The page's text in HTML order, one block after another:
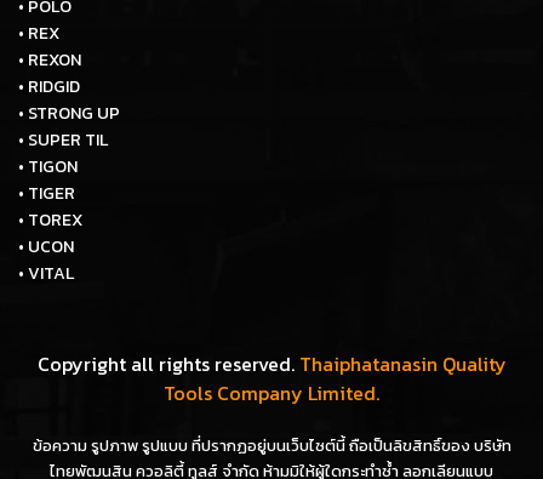
• POLO
• REX
• REXON
• RIDGID
• STRONG UP
• SUPER TIL
• TIGON
• TIGER
• TOREX
• UCON
• VITAL
Copyright all rights reserved. Thaiphatanasin Quality
Tools Company Limited.
ข้อความ รูปภาพ รูปแบบ ที่ปรากฏอยู่บนเว็บไซต์นี้ ถือเป็นลิขสิทธิ์ของ บริษัท
ไทยพัฒนสิน ควอลิตี้ ทูลส์ จำกัด ห้ามมิให้ผู้ใดกระทำซ้ำ ลอกเลียนแบบ